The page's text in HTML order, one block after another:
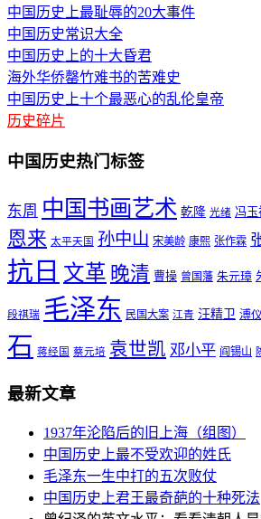
中国历史上最耻辱的20大事件
中国历史常识大全
中国历史上的十大昏君
海外华侨罄竹难书的苦难史
中国历史上十个最恶心的乱伦皇帝
历史碎片
中国历史热门标签
东周 中国书画艺术 乾隆 光绪 冯玉
恩来 太平天国 孙中山 宋美龄 康熙 张作霖
抗日 文革 晚清 曹操 曾国藩 朱元璋
段祺瑞 毛泽东 民国大案 江青 汪精卫 溥仪
石 蒋经国 蔡元培 袁世凯 邓小平 阎锡山
最新文章
1937年沦陷后的旧上海（组图）
中国历史上最不受欢迎的姓氏
毛泽东一生中打的五次败仗
中国历史上君王最奇葩的十种死法